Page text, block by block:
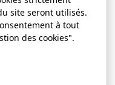
site seront utilisés.
à tout
des cookies".